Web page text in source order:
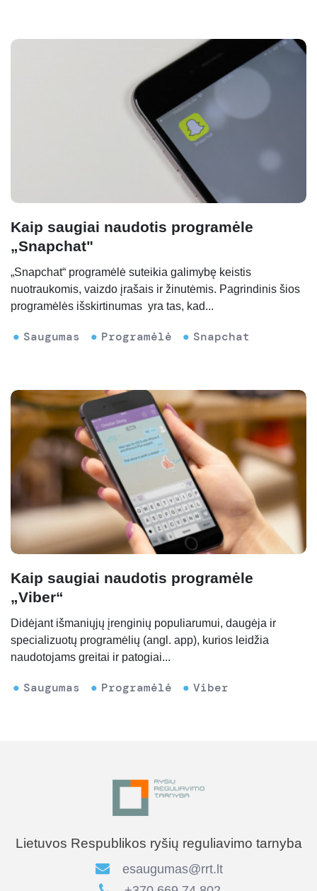
Kaip saugiai naudotis programėle
„Snapchat"
„Snapchat“ programėlė suteikia galimybę keistis
nuotraukomis, vaizdo įrašais ir žinutėmis. Pagrindinis šios
programėlės išskirtinumas yra tas, kad...
Saugumas Programėlė Snapchat
Kaip saugiai naudotis programėle
„Viber“
Didėjant išmaniųjų įrenginių populiarumui, daugėja ir
specializuotų programėlių (angl. app), kurios leidžia
naudotojams greitai ir patogiai...
Saugumas Programėlė Viber
Lietuvos Respublikos ryšių reguliavimo tarnyba
esaugumas@rrt.lt